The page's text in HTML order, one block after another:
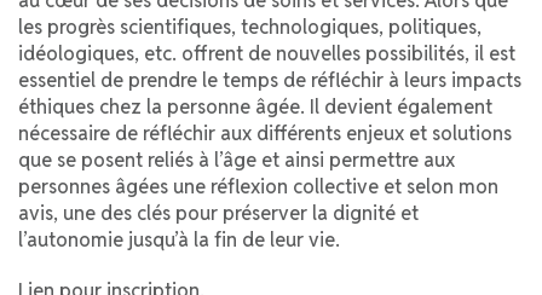
les progrès scientifiques, technologiques, politiques,
idéologiques, etc. offrent de nouvelles possibilités, il est
essentiel de prendre le temps de réfléchir à leurs impacts
éthiques chez la personne âgée. Il devient également
nécessaire de réfléchir aux différents enjeux et solutions
que se posent reliés à l’âge et ainsi permettre aux
personnes âgées une réflexion collective et selon mon
avis, une des clés pour préserver la dignité et
l’autonomie jusqu’à la fin de leur vie.